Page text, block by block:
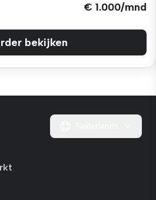
€ 1.000/mnd
bekijken